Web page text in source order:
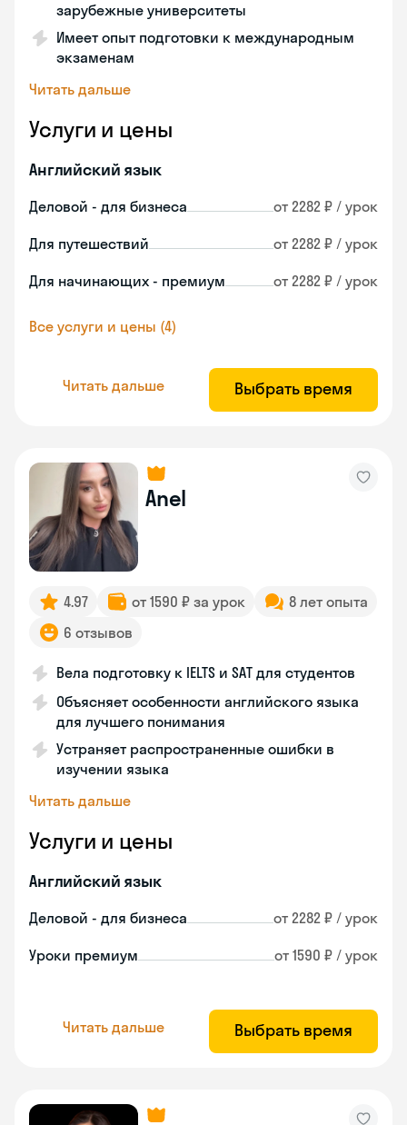
зарубежные университеты
Имеет опыт подготовки к международным
экзаменам
Читать дальше
Услуги и цены
Английский язык
Деловой - для бизнеса от 2282 ₽ / урок
Для путешествий от 2282 ₽ / урок
Для начинающих - премиум от 2282 ₽ / урок
Все услуги и цены (4)
Читать дальше Выбрать время
Anel
4.97 от 1590 ₽ за урок
8 лет опыта
6 отзывов
Вела подготовку к IELTS и SAT для студентов
Объясняет особенности английского языка
для лучшего понимания
Устраняет распространенные ошибки в
изучении языка
Читать дальше
Услуги и цены
Английский язык
Деловой - для бизнеса от 2282 ₽ / урок
Уроки премиум от 1590 ₽ / урок
Читать дальше Выбрать время